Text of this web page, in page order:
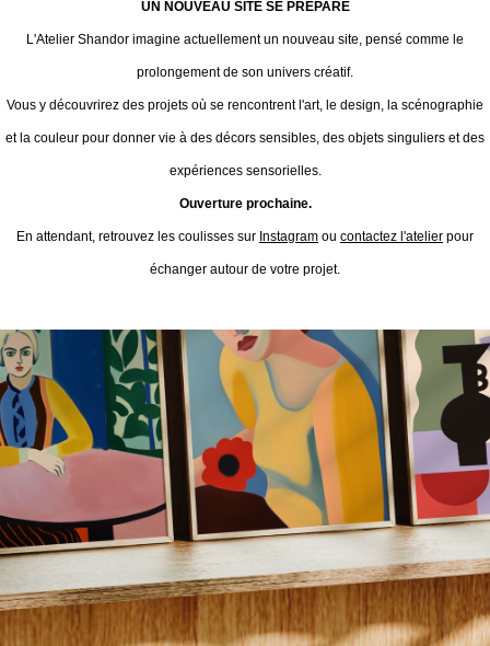
UN NOUVEAU SITE SE PRÉPARE
L'Atelier Shandor imagine actuellement un nouveau site, pensé comme le
prolongement de son univers créatif.
Vous y découvrirez des projets où se rencontrent l'art, le design, la scénographie
et la couleur pour donner vie à des décors sensibles, des objets singuliers et des
expériences sensorielles.
Ouverture prochaine.
En attendant, retrouvez les coulisses sur Instagram ou contactez l'atelier pour
échanger autour de votre projet.